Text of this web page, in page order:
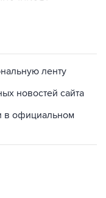
ленту
новостей сайта
в официальном